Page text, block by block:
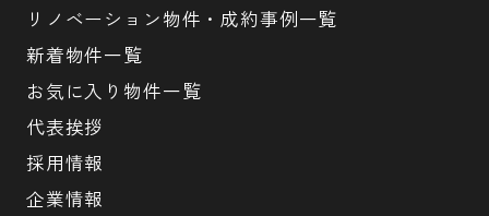
リノベーション物件・成約事例一覧
新着物件一覧
お気に入り物件一覧
代表挨拶
採用情報
企業情報